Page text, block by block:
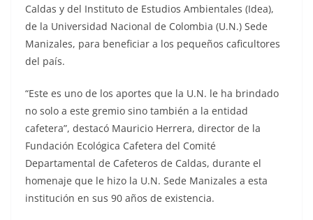
Caldas y del Instituto de Estudios Ambientales (Idea),
de la Universidad Nacional de Colombia (U.N.) Sede
Manizales, para beneficiar a los pequeños caficultores
del país.
“Este es uno de los aportes que la U.N. le ha brindado
no solo a este gremio sino también a la entidad
cafetera”, destacó Mauricio Herrera, director de la
Fundación Ecológica Cafetera del Comité
Departamental de Cafeteros de Caldas, durante el
homenaje que le hizo la U.N. Sede Manizales a esta
institución en sus 90 años de existencia.